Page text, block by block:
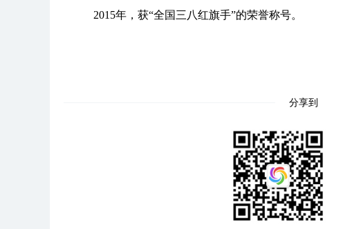
2015年，获“全国三八红旗手”的荣誉称号。
分享到